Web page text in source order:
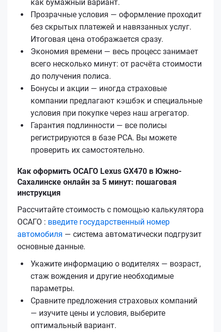
как бумажный вариант.
Прозрачные условия — оформление проходит
без скрытых платежей и навязанных услуг.
Итоговая цена отображается сразу.
Экономия времени — весь процесс занимает
всего несколько минут: от расчёта стоимости
до получения полиса.
Бонусы и акции — иногда страховые
компании предлагают кэшбэк и специальные
условия при покупке через наш агрегатор.
Гарантия подлинности — все полисы
регистрируются в базе РСА. Вы можете
проверить их самостоятельно.
Как оформить ОСАГО Lexus GX470 в Южно-
Сахалинске онлайн за 5 минут: пошаговая
инструкция
Рассчитайте стоимость с помощью калькулятора
ОСАГО : введите государственный номер
автомобиля — система автоматически подгрузит
основные данные.
Укажите информацию о водителях — возраст,
стаж вождения и другие необходимые
параметры.
Сравните предложения страховых компаний
— изучите цены и условия, выберите
оптимальный вариант.